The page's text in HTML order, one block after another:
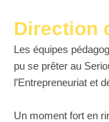
Direction
Les équipes
pu se prêter au
l’Entrepreneuriat et
Un moment fort en